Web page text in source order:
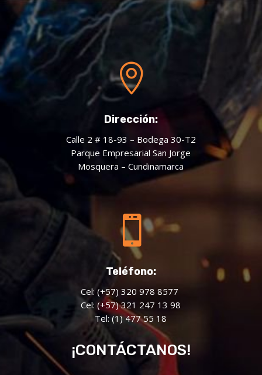

Dirección:
Calle 2 # 18-93 – Bodega 30-T2
Parque Empresarial San Jorge
Mosquera – Cundinamarca

Teléfono:
Cel: (+57) 320 978 8577
Cel: (+57) 321 247 13 98
Tel: (1) 477 55 18
¡CONTÁCTANOS!